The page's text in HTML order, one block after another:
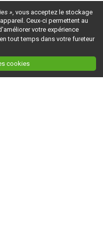
», vous acceptez le stockage
Ceux-ci permettent au
votre expérience
tout temps dans votre fureteur
cookies